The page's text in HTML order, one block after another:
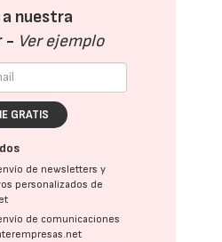
nuestra
- Ver ejemplo
GRATIS
de newsletters y
personalizados de
de comunicaciones